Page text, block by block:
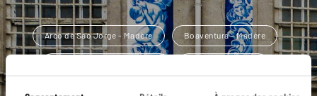
Arco de Sao Jorge - Madère Boaventura - Madère
Baleines et dauphins Madère